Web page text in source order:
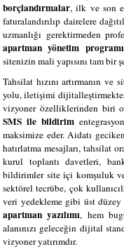
borçlandırmalar, ilk ve son
faturalandırılıp dairelere
uzmanlığı gerektirmeden
apartman yönetim programı
sitenizin mali yapısını tam bir
Tahsilat hızını artırmanın
yolu, iletişimi dijitalleştirmekten
vizyoner özelliklerinden biri
SMS ile bildirim
maksimize eder. Aidatı
hatırlatma mesajları, tahsilat
kurul toplantı davetleri,
bildirimler site içi komşuluk
sektörel tecrübe, çok
veri yedekleme gibi üst
apartman yazılımı, hem
alanınızı geleceğin dijital
vizyoner yatırımdır.